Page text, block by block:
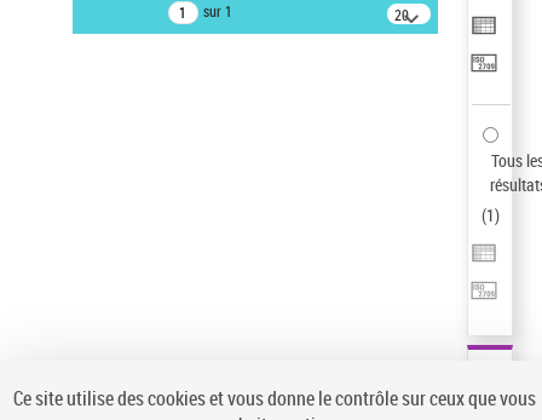
Type de notice d'autorité
sur 1
20
résultats/page
Tous
(1)
Ce site utilise des cookies et vous donne le contrôle sur ceux que vous